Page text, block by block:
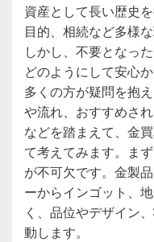
資産として長い歴史
目的、相続など多様
しかし、不要となっ
どのようにして安心
多くの方が疑問を抱
や流れ、おすすめさ
などを踏まえて、金
て考えてみます。ま
が不可欠です。金製
ーからインゴット、
く、品位やデザイン
動します。